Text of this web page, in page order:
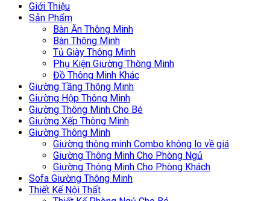
Giới Thiệu
Sản Phẩm
Bàn Ăn Thông Minh
Bàn Thông Minh
Tủ Giày Thông Minh
Phụ Kiện Giường Thông Minh
Đồ Thông Minh Khác
Giường Tầng Thông Minh
Giường Hộp Thông Minh
Giường Thông Minh Cho Bé
Giường Xếp Thông Minh
Giường Thông Minh
Giường thông minh Combo không lo về giá
Giường Thông Minh Cho Phòng Ngủ
Giường Thông Minh Cho Phòng Khách
Sofa Giường Thông Minh
Thiết Kế Nội Thất